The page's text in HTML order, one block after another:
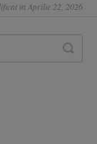
in Aprilie 22, 2026